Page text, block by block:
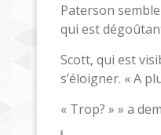
Paterson
qui est
Scott, qui est
s’éloigner. « A
« Trop? » » a